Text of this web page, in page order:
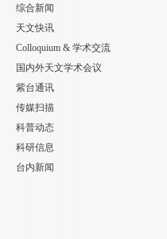
综合新闻
天文快讯
Colloquium & 学术交流
国内外天文学术会议
紫台通讯
传媒扫描
科普动态
科研信息
台内新闻